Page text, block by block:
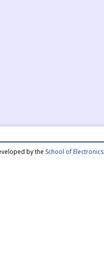
by the School of